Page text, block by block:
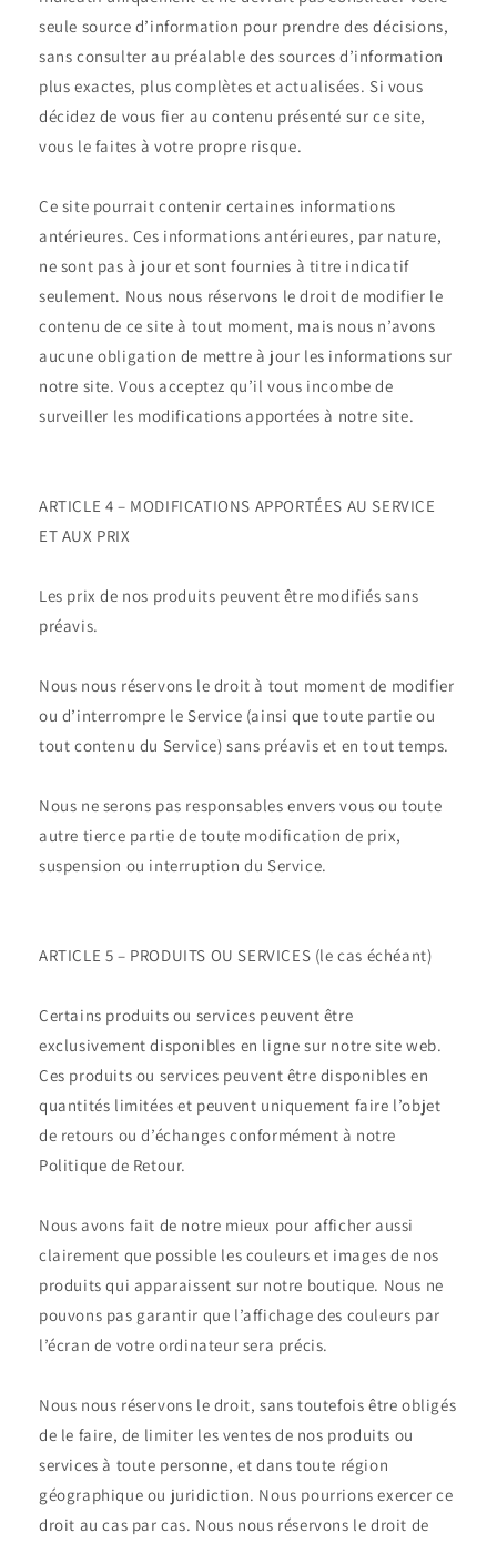
seule source d’information pour prendre des décisions,
sans consulter au préalable des sources d’information
plus exactes, plus complètes et actualisées. Si vous
décidez de vous fier au contenu présenté sur ce site,
vous le faites à votre propre risque.
Ce site pourrait contenir certaines informations
antérieures. Ces informations antérieures, par nature,
ne sont pas à jour et sont fournies à titre indicatif
seulement. Nous nous réservons le droit de modifier le
contenu de ce site à tout moment, mais nous n’avons
aucune obligation de mettre à jour les informations sur
notre site. Vous acceptez qu’il vous incombe de
surveiller les modifications apportées à notre site.
ARTICLE 4 – MODIFICATIONS APPORTÉES AU SERVICE
ET AUX PRIX
Les prix de nos produits peuvent être modifiés sans
préavis.
Nous nous réservons le droit à tout moment de modifier
ou d’interrompre le Service (ainsi que toute partie ou
tout contenu du Service) sans préavis et en tout temps.
Nous ne serons pas responsables envers vous ou toute
autre tierce partie de toute modification de prix,
suspension ou interruption du Service.
ARTICLE 5 – PRODUITS OU SERVICES (le cas échéant)
Certains produits ou services peuvent être
exclusivement disponibles en ligne sur notre site web.
Ces produits ou services peuvent être disponibles en
quantités limitées et peuvent uniquement faire l’objet
de retours ou d’échanges conformément à notre
Politique de Retour.
Nous avons fait de notre mieux pour afficher aussi
clairement que possible les couleurs et images de nos
produits qui apparaissent sur notre boutique. Nous ne
pouvons pas garantir que l’affichage des couleurs par
l’écran de votre ordinateur sera précis.
Nous nous réservons le droit, sans toutefois être obligés
de le faire, de limiter les ventes de nos produits ou
services à toute personne, et dans toute région
géographique ou juridiction. Nous pourrions exercer ce
droit au cas par cas. Nous nous réservons le droit de